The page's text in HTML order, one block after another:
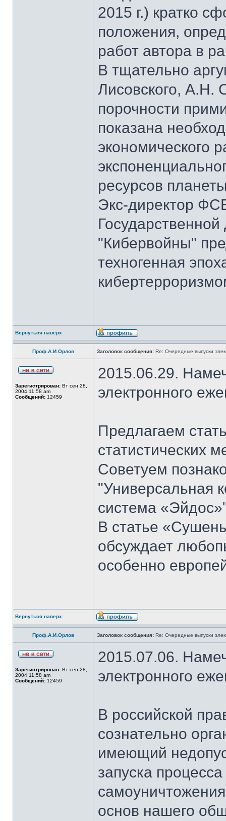
2015 г.) кратко
положения,
работ автора в
В тщательно
Лисовского,
порочности
показана
экономического
ресурсов
Экс-директор
"Кибервойны"
техногенная
Вернуться наверх
Проф.А.И.Орлов Заголовок сообщения: Re: Очередные выпуски
Зарегистрирован: Вт сен 28,
2004 11:58 am
Сообщений: 12459
2015.06.29.
электронного
Предлагаем
статистических
Советуем
"Универсальная
система
В статье
обсуждает
особенно
Вернуться наверх
Проф.А.И.Орлов Заголовок сообщения: Re: Очередные выпуски
Зарегистрирован: Вт сен 28,
2004 11:58 am
Сообщений: 12459
2015.07.06.
электронного
В российской
сознательно
имеющий
запуска
основ нашего